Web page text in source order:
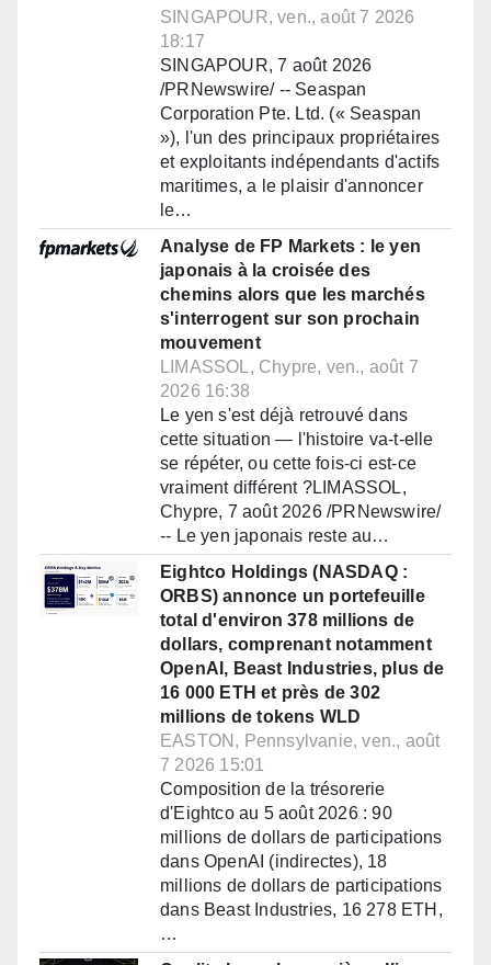
SINGAPOUR, ven., août 7 2026
18:17
SINGAPOUR, 7 août 2026
/PRNewswire/ -- Seaspan
Corporation Pte. Ltd. (« Seaspan
»), l'un des principaux propriétaires
et exploitants indépendants d'actifs
maritimes, a le plaisir d'annoncer
le…
Analyse de FP Markets : le yen
japonais à la croisée des
chemins alors que les marchés
s'interrogent sur son prochain
mouvement
LIMASSOL, Chypre, ven., août 7
2026 16:38
Le yen s'est déjà retrouvé dans
cette situation — l'histoire va-t-elle
se répéter, ou cette fois-ci est-ce
vraiment différent ?LIMASSOL,
Chypre, 7 août 2026 /PRNewswire/
-- Le yen japonais reste au…
Eightco Holdings (NASDAQ :
ORBS) annonce un portefeuille
total d'environ 378 millions de
dollars, comprenant notamment
OpenAI, Beast Industries, plus de
16 000 ETH et près de 302
millions de tokens WLD
EASTON, Pennsylvanie, ven., août
7 2026 15:01
Composition de la trésorerie
d'Eightco au 5 août 2026 : 90
millions de dollars de participations
dans OpenAI (indirectes), 18
millions de dollars de participations
dans Beast Industries, 16 278 ETH,
…